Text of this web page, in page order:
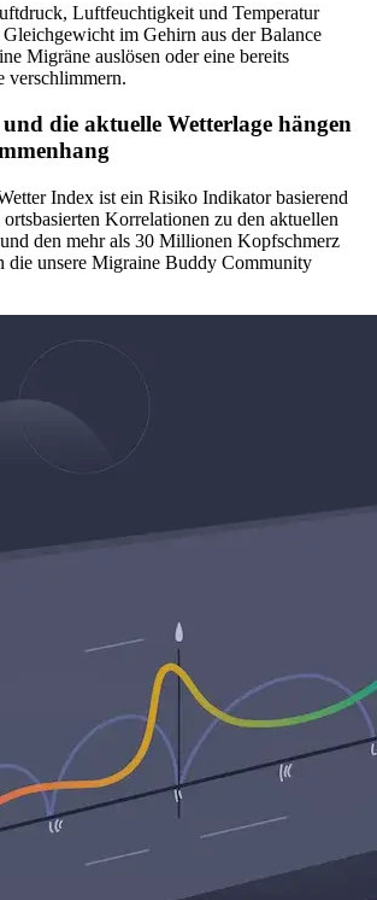
Luftfeuchtigkeit und Temperatur
Gleichgewicht im Gehirn aus der Balance
Migräne auslösen oder eine bereits
verschlimmern.
die aktuelle Wetterlage hängen
Index ist ein Risiko Indikator basierend
Korrelationen zu den aktuellen
den mehr als 30 Millionen Kopfschmerz
die unsere Migraine Buddy Community